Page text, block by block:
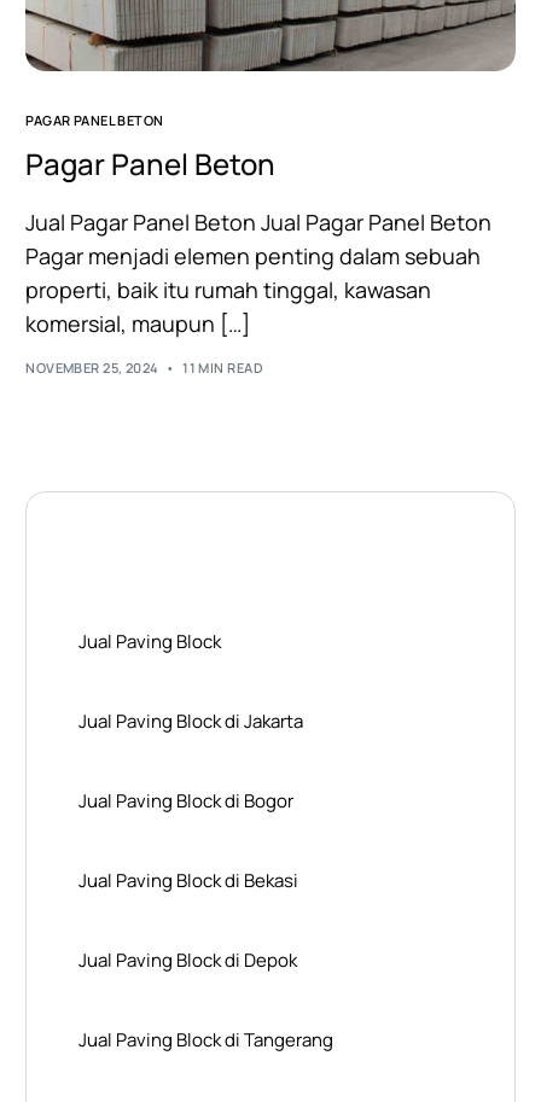
PAGAR PANEL BETON
Pagar Panel Beton
Jual Pagar Panel Beton Jual Pagar Panel Beton
Pagar menjadi elemen penting dalam sebuah
properti, baik itu rumah tinggal, kawasan
komersial, maupun […]
NOVEMBER 25, 2024 11 MIN READ
Jual Paving Block
Jual Paving Block di Jakarta
Jual Paving Block di Bogor
Jual Paving Block di Bekasi
Jual Paving Block di Depok
Jual Paving Block di Tangerang